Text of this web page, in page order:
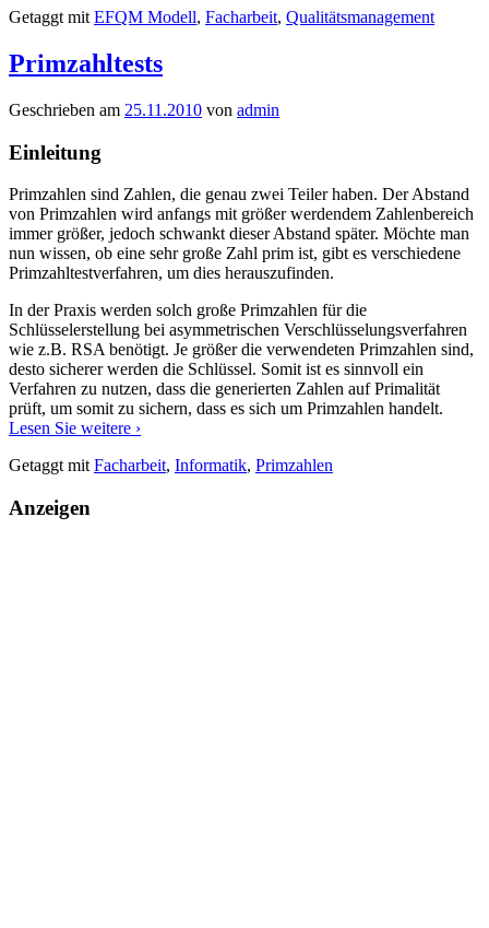
Modell
Getaggt mit EFQM Modell, Facharbeit, Qualitätsmanagement
Primzahltests
Geschrieben am 25.11.2010 von admin
Einleitung
Primzahlen sind Zahlen, die genau zwei Teiler haben. Der Abstand
von Primzahlen wird anfangs mit größer werdendem Zahlenbereich
immer größer, jedoch schwankt dieser Abstand später. Möchte man
nun wissen, ob eine sehr große Zahl prim ist, gibt es verschiedene
Primzahltestverfahren, um dies herauszufinden.
In der Praxis werden solch große Primzahlen für die
Schlüsselerstellung bei asymmetrischen Verschlüsselungsverfahren
wie z.B. RSA benötigt. Je größer die verwendeten Primzahlen sind,
desto sicherer werden die Schlüssel. Somit ist es sinnvoll ein
Verfahren zu nutzen, dass die generierten Zahlen auf Primalität
prüft, um somit zu sichern, dass es sich um Primzahlen handelt.
Lesen Sie weitere Primzahltests
›
Getaggt mitFacharbeit, Informatik, Primzahlen
Anzeigen